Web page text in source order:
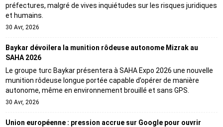
préfectures, malgré de vives inquiétudes sur les risques juridiques
et humains.
30 Avr, 2026
Baykar dévoilera la munition rôdeuse autonome Mizrak au
SAHA 2026
Le groupe turc Baykar présentera à SAHA Expo 2026 une nouvelle
munition rôdeuse longue portée capable d’opérer de manière
autonome, même en environnement brouillé et sans GPS.
30 Avr, 2026
Union européenne : pression accrue sur Google pour ouvrir